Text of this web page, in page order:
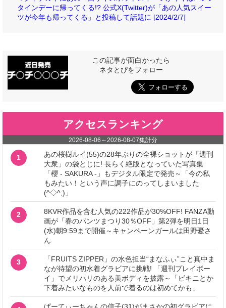
タインデーに帰ってくる!? 公式X(Twitter)が「あの人気スイー
ツが今年も帰ってくる」と投稿して話題に [2024/2/7]
この記事が面白かったら
ネタとぴをフォロー
アクセスランキング
2026-08-06 ～2026-08-07集計分
1
あの桜樹ルイ(55)の28年ぶりの全裸ショットが「週刊
大衆」の袋とじに! 長らく絶版となっていた写真集
「櫻 - SAKURA -」もデジタル限定で発売～「今の私
もみたい！という声に調子にのってしまいました
(^◇^;)」
2
8KVR作品を含む人気の222作品が30%OFF! FANZA動
画が「春のパンツまつり30％OFF」第2弾を明日1日
(水)朝9:59まで開催～キャンペーンガールは田野憂さ
ん
3
「FRUITS ZIPPER」の水色担当“まなふぃ”こと真中ま
なが待望の初水着グラビアに挑戦! 「週刊プレイボー
イ」でメリハリのある美ボディを披露～「ビキニとか
下着みたいなものを人前で着るのは初めてかも」